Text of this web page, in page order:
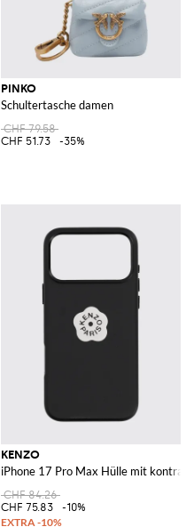
PINKO
Schultertasche damen
CHF 79.58
CHF 51.73
-35%
KENZO
iPhone 17 Pro Max Hülle mit
CHF 84.26
CHF 75.83
-10%